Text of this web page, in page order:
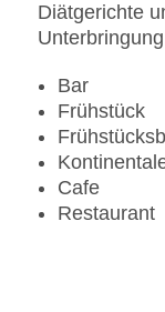
Diätgerichte
Bar
Frühstück
Cafe
Restaurant